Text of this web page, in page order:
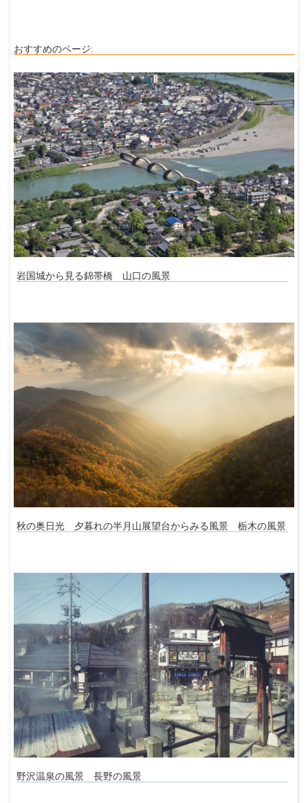
おすすめのページ:
岩国城から見る錦帯橋 山口の風景
秋の奥日光 夕暮れの半月山展望台からみる風景 栃木の風景
野沢温泉の風景 長野の風景